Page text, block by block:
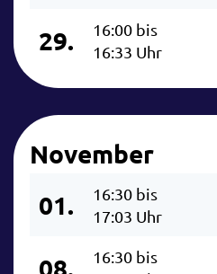
29.
16:00 bis
16:33 Uhr
November
01.
16:30 bis
17:03 Uhr
08.
16:30 bis